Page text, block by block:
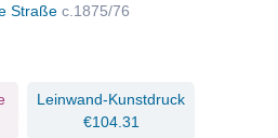
Straße c.1875/76
Leinwand-Kunstdruck
€104.31